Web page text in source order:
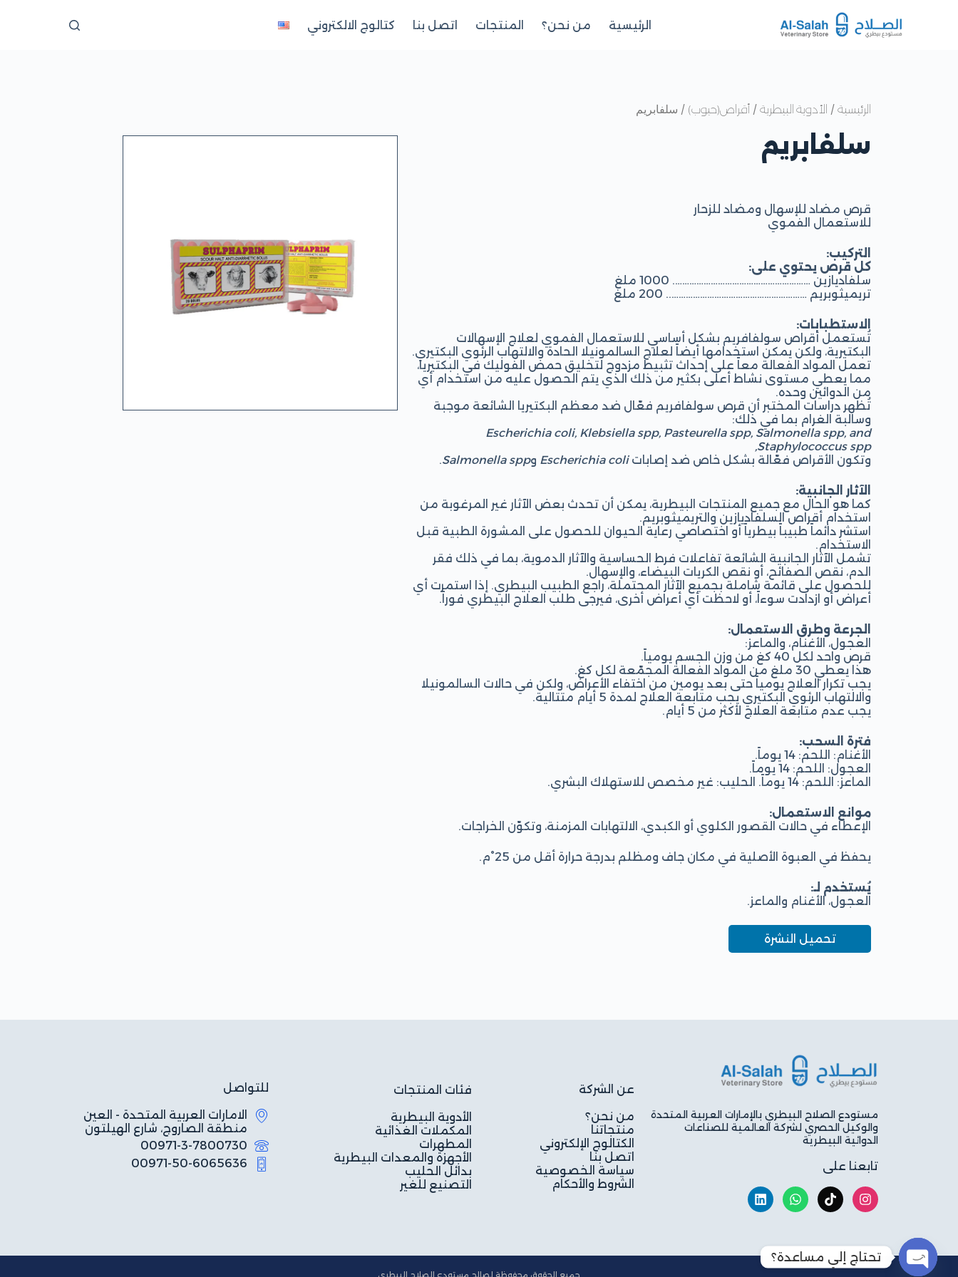
الرئيسية من نحن؟ المنتجات اتصل بنا كتالوج الالكتروني
الرئيسية / الأدوية البيطرية / أقراص(حبوب) / سلفابريم
سلفابريم
قرص مضاد للإسهال ومضاد للزحار
للاستعمال الفموي
التركيب:
كل قرص يحتوي على:
سلفاديازين …………………………………………………. 1000 ملغ
تريميثوبريم ………………………………………………….. 200 ملغ
الاستطبابات:
تُستعمل أقراص سولفافريم بشكل أساسي للاستعمال الفموي لعلاج الإسهالات
البكتيرية، ولكن يمكن استخدامها أيضاً لعلاج السالمونيلا الحادة والالتهاب الرئوي البكتيري.
تعمل المواد الفعالة معاً على إحداث تثبيط مزدوج لتخليق حمض الفوليك في البكتيريا،
مما يعطي مستوى نشاط أعلى بكثير من ذلك الذي يتم الحصول عليه من استخدام أي
من الدوائين وحده.
تُظهر دراسات المختبر أن قرص سولفافريم فعّال ضد معظم البكتيريا الشائعة موجبة
وسالبة الغرام بما في ذلك:
Escherichia coli, Klebsiella spp, Pasteurella spp, Salmonella spp, and
Staphylococcus spp,
وتكون الأقراص فعّالة بشكل خاص ضد إصاباتEscherichia coli وSalmonella spp
.
الآثار الجانبية:
كما هو الحال مع جميع المنتجات البيطرية، يمكن أن تحدث بعض الآثار غير المرغوبة من
استخدام أقراص السلفاديازين والتريميثوبريم.
استشر دائماً طبيباً بيطرياً أو اختصاصي رعاية الحيوان للحصول على المشورة الطبية قبل
الاستخدام.
تشمل الآثار الجانبية الشائعة تفاعلات فرط الحساسية والآثار الدموية، بما في ذلك فقر
الدم، نقص الصفائح، أو نقص الكريات البيضاء، والإسهال.
للحصول على قائمة شاملة بجميع الآثار المحتملة، راجع الطبيب البيطري. إذا استمرت أي
أعراض أو ازدادت سوءاً، أو لاحظت أي أعراض أخرى، فيرجى طلب العلاج البيطري فوراً.
الجرعة وطرق الاستعمال:
العجول، الأغنام، والماعز:
قرص واحد لكل 40 كغ من وزن الجسم يومياً.
هذا يعطي 30 ملغ من المواد الفعالة المجمّعة لكل كغ.
يجب تكرار العلاج يومياً حتى بعد يومين من اختفاء الأعراض، ولكن في حالات السالمونيلا
والالتهاب الرئوي البكتيري يجب متابعة العلاج لمدة 5 أيام متتالية.
يجب عدم متابعة العلاج لأكثر من 5 أيام.
فترة السحب:
الأغنام: اللحم: 14 يوماً.
العجول: اللحم: 14 يوماً.
الماعز: اللحم: 14 يوماً. الحليب: غير مخصص للاستهلاك البشري.
موانع الاستعمال:
الإعطاء في حالات القصور الكلوي أو الكبدي، الالتهابات المزمنة، وتكوّن الخراجات.
يحفظ في العبوة الأصلية في مكان جاف ومظلم بدرجة حرارة أقل من 25°م.
يُستخدم لـ:
العجول، الأغنام والماعز.
تحميل النشرة
مستودع الصلاح البيطري بالإمارات العربية المتحدة
والوكيل الحصري لشركة العالمية للصناعات
الدوائية البيطرية
تابعنا على
عن الشركة
من نحن؟
منتجاتنا
الكتالوج الإلكتروني
اتصل بنا
سياسة الخصوصية
الشروط والأحكام
فئات المنتجات
الأدوية البيطرية
المكملات الغذائية
المطهرات
الأجهزة والمعدات البيطرية
بدائل الحليب
التصنيع للغير
للتواصل
الامارات العربية المتحدة - العين
منطقة الصاروج، شارع الهيلتون
00971-3-7800730
00971-50-6065636
جميع الحقوق محفوظة لصالح مستودع الصلاح البيطري
تحتاج إلي مساعدة؟